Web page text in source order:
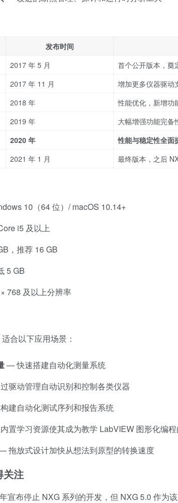
发布时间
2017 年 5 月
首个公开版本，奠
2017 年 11 月
增加更多仪器驱动
2018 年
性能优化，新增功
2019 年
大幅增强功能完备
2020 年
性能与稳定性全面
2021 年 1 月 最终版本，之后
10（64 位）/ macOS 10.14+
i5 及以上
，推荐 16 GB
5 GB
768 及以上分辨率
合以下应用场景：
— 快速搭建自动化测量系统
驱动管理自动识别和控制各类仪器
建自动化测试序列和报告系统
置学习资源使其成为教学 LabVIEW 图形化编
拖放式设计加快从想法到原型的转换速度
关注
宣布停止 NXG 系列的开发，但 NXG 5.0 作为